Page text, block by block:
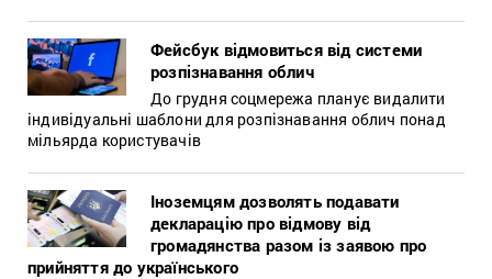
Фейсбук відмовиться від системи
розпізнавання облич
До грудня соцмережа планує видалити
індивідуальні шаблони для розпізнавання облич понад
мільярда користувачів
Іноземцям дозволять подавати
декларацію про відмову від
громадянства разом із заявою про
прийняття до українського